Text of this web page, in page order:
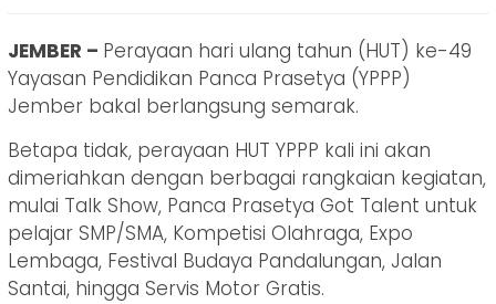
JEMBER – Perayaan hari ulang tahun (HUT) ke-49
Yayasan Pendidikan Panca Prasetya (YPPP)
Jember bakal berlangsung semarak.
Betapa tidak, perayaan HUT YPPP kali ini akan
dimeriahkan dengan berbagai rangkaian kegiatan,
mulai Talk Show, Panca Prasetya Got Talent untuk
pelajar SMP/SMA, Kompetisi Olahraga, Expo
Lembaga, Festival Budaya Pandalungan, Jalan
Santai, hingga Servis Motor Gratis.